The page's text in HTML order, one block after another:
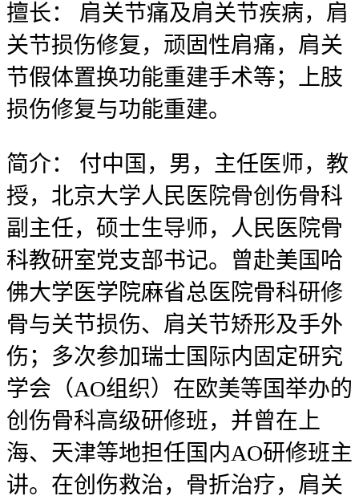
擅长：
肩关节痛及肩关节疾病，肩
关节损伤修复，顽固性肩痛，肩关
节假体置换功能重建手术等；上肢
损伤修复与功能重建。
简介：
付中国，男，主任医师，教
授，北京大学人民医院骨创伤骨科
副主任，硕士生导师，人民医院骨
科教研室党支部书记。曾赴美国哈
佛大学医学院麻省总医院骨科研修
骨与关节损伤、肩关节矫形及手外
伤；多次参加瑞士国际内固定研究
学会（AO组织）在欧美等国举办的
创伤骨科高级研修班，并曾在上
海、天津等地担任国内AO研修班主
讲。在创伤救治，骨折治疗，肩关